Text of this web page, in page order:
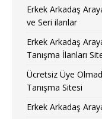
Erkek Arkadaş
ve Seri ilanlar
Erkek Arkadaş
Tanışma İlanları
Ücretsiz Üye
Tanışma Sitesi
Erkek Arkadaş